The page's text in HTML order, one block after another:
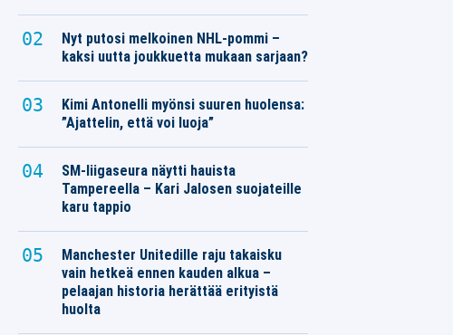
Nyt putosi melkoinen NHL-pommi –
kaksi uutta joukkuetta mukaan sarjaan?
Kimi Antonelli myönsi suuren huolensa:
”Ajattelin, että voi luoja”
SM-liigaseura näytti hauista
Tampereella – Kari Jalosen suojateille
karu tappio
Manchester Unitedille raju takaisku
vain hetkeä ennen kauden alkua –
pelaajan historia herättää erityistä
huolta